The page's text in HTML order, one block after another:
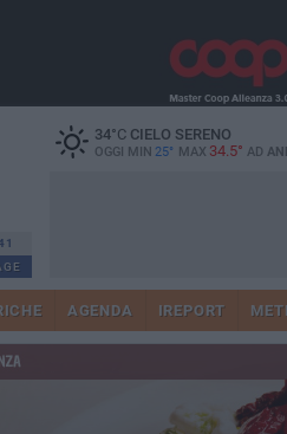
34°CCIELO SERENO
OGGI MIN 25° MAX 34.5° AD
AGENDA IREPORT